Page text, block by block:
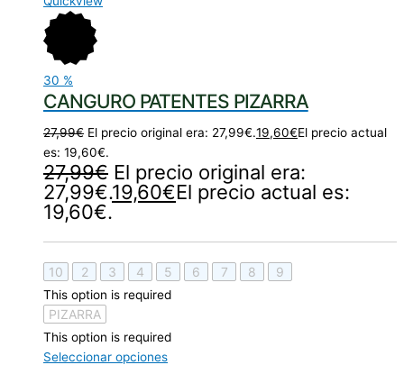
30 %
CANGURO PATENTES PIZARRA
27,99€ El precio original era: 27,99€.19,60€El precio actual
es: 19,60€.
27,99€ El precio original era:
27,99€.19,60€El precio actual es:
19,60€.
10 2 3 4 5 6 7 8 9
This option is required
PIZARRA
This option is required
Seleccionar opciones